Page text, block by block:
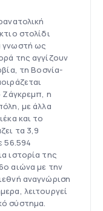
στολίδι
γνωστή ως
της αγγίζουν
τη Βοσνία-
Ζάγκρεμπ, η
με άλλα
και το
τα 3,9
56.594
ιστορία της
αιώνα με την
αναγνώριση
λειτουργεί
σύστημα.